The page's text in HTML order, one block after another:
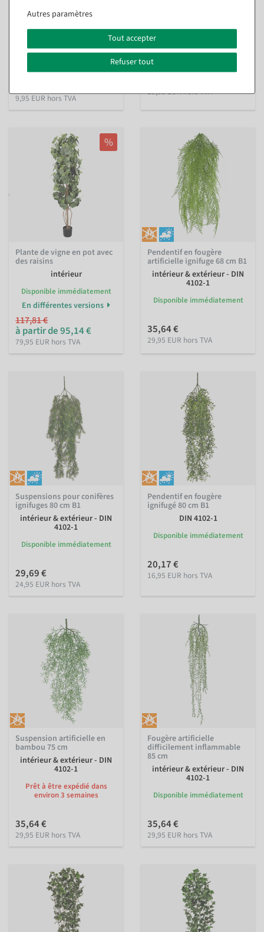
Suspension Tradecantia en
pot 30 cm de haut vert
Disponible immédiatement
9,95 EUR hors TVA
fougère à cheveux de
femme
Disponible immédiatement
En différentes versions
19,95 EUR hors TVA
%
Plante de vigne en pot avec
des raisins
intérieur
Disponible immédiatement
En différentes versions
117,81 €
à partir de 95,14 €
79,95 EUR hors TVA
Pendentif en fougère
artificielle ignifuge 68 cm B1
intérieur & extérieur - DIN
4102-1
Disponible immédiatement
35,64 €
29,95 EUR hors TVA
Suspensions pour conifères
ignifuges 80 cm B1
intérieur & extérieur - DIN
4102-1
Disponible immédiatement
29,69 €
24,95 EUR hors TVA
Pendentif en fougère
ignifugé 80 cm B1
DIN 4102-1
Disponible immédiatement
20,17 €
16,95 EUR hors TVA
Suspension artificielle en
bambou 75 cm
intérieur & extérieur - DIN
4102-1
Prêt à être expédié dans
environ 3 semaines
35,64 €
29,95 EUR hors TVA
Fougère artificielle
difficilement inflammable
85 cm
intérieur & extérieur - DIN
4102-1
Disponible immédiatement
35,64 €
29,95 EUR hors TVA
Autres paramètres
Tout accepter
Refuser tout